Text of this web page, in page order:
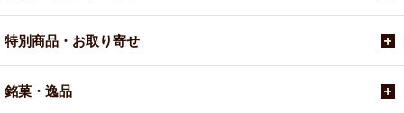
特別商品・お取り寄せ
銘菓・逸品